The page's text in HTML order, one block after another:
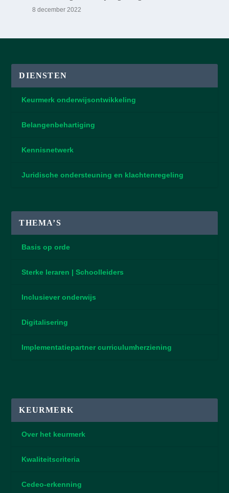
8 december 2022
DIENSTEN
Keurmerk onderwijsontwikkeling
Belangenbehartiging
Kennisnetwerk
Juridische ondersteuning en klachtenregeling
THEMA’S
Basis op orde
Sterke leraren | Schoolleiders
Inclusiever onderwijs
Digitalisering
Implementatiepartner curriculumherziening
KEURMERK
Over het keurmerk
Kwaliteitscriteria
Cedeo-erkenning